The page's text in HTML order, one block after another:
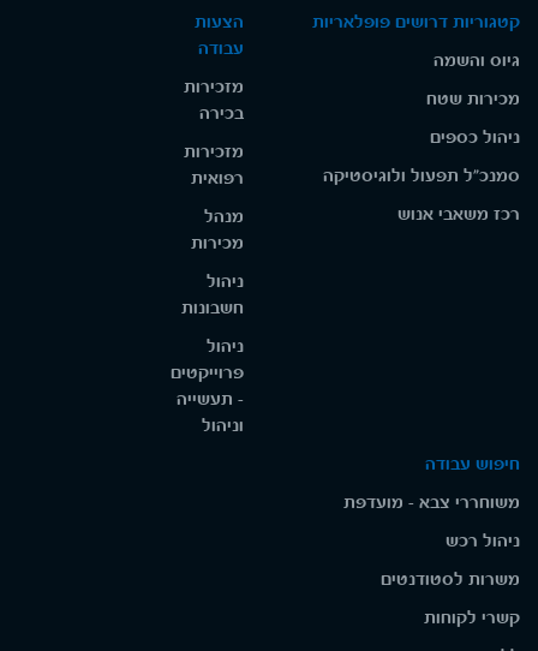
קטגוריות דרושים פופלאריות
גיוס והשמה
מכירות שטח
ניהול כספים
סמנכ"ל תפעול ולוגיסטיקה
רכז משאבי אנוש
הצעות
עבודה
מזכירות
בכירה
מזכירות
רפואית
מנהל
מכירות
ניהול
חשבונות
ניהול
פרוייקטים
- תעשייה
וניהול
חיפוש עבודה
משוחררי צבא - מועדפת
ניהול רכש
משרות לסטודנטים
קשרי לקוחות